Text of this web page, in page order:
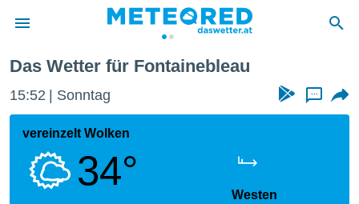
wurde
dass
Das Wetter für Fontainebleau
15:52 Sonntag ...
vereinzelt Wolken
34°
Westen